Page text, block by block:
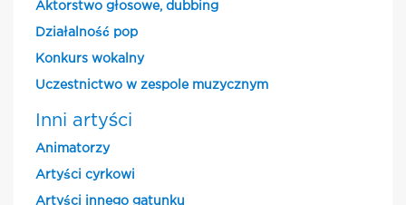
Aktorstwo głosowe, dubbing
Działalność pop
Konkurs wokalny
Uczestnictwo w zespole muzycznym
Inni artyści
Animatorzy
Artyści cyrkowi
Artyści innego gatunku